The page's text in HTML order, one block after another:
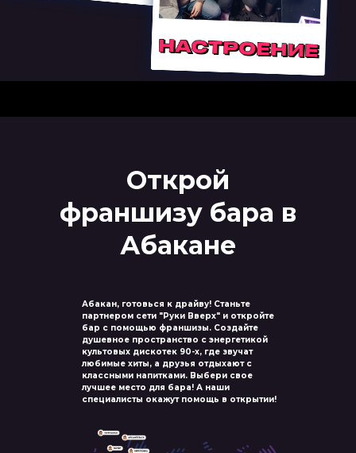
Открой
франшизу бара в
Абакане
Абакан, готовься к драйву! Станьте
партнером сети "Руки Вверх" и откройте
бар с помощью франшизы. Создайте
душевное пространство с энергетикой
культовых дискотек 90-х, где звучат
любимые хиты, а друзья отдыхают с
классными напитками. Выбери свое
лучшее место для бара! А наши
специалисты окажут помощь в открытии!